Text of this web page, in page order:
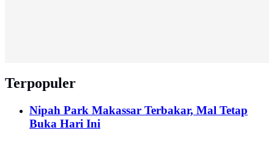
Terpopuler
Nipah Park Makassar Terbakar, Mal Tetap
Buka Hari Ini